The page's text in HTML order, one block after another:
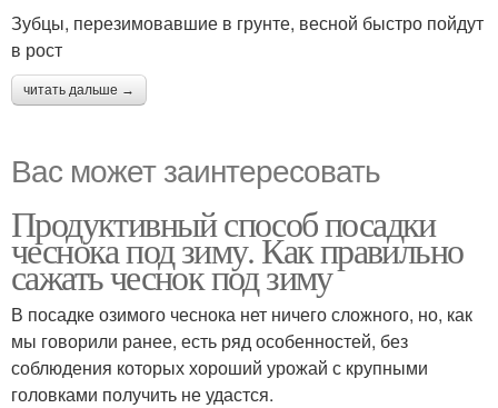
Зубцы, перезимовавшие в грунте, весной быстро пойдут
в рост
читать дальше →
Вас может заинтересовать
Продуктивный способ посадки
чеснока под зиму. Как правильно
сажать чеснок под зиму
В посадке озимого чеснока нет ничего сложного, но, как
мы говорили ранее, есть ряд особенностей, без
соблюдения которых хороший урожай с крупными
головками получить не удастся.